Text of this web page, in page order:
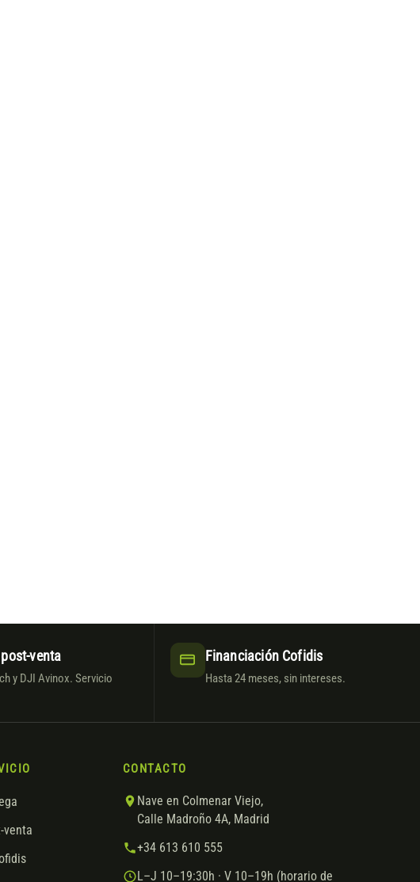
venta
y DJI Avinox. Servicio
Financiación Cofidis
Hasta 24 meses, sin intereses.
venta
CONTACTO
Nave en Colmenar Viejo,
Calle Madroño 4A, Madrid
+34 613 610 555
L–J 10–19:30h · V 10–19h (horario de